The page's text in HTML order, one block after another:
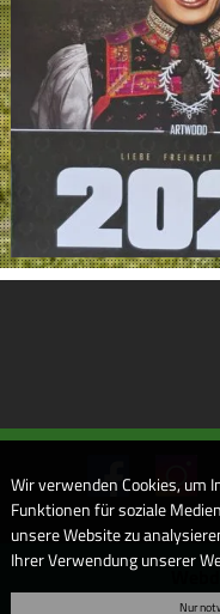
Wir verwenden Cookies, um
Funktionen für soziale
unsere Website zu
Ihrer Verwendung unserer
Nur